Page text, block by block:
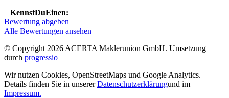
KennstDuEinen:
Bewertung abgeben
Alle Bewertungen ansehen
© Copyright 2026 ACERTA Maklerunion GmbH. Umsetzung
durch progressio
Wir nutzen Cookies, Open­Street­Maps und Google Analytics.
Details finden Sie in unsererDatenschutzerklärungund im
Impressum.